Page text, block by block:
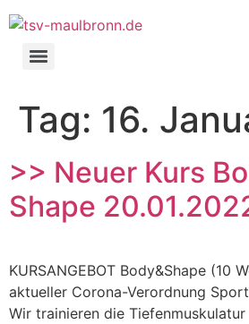
Zum
Inhalt
springen
Tag: 16.
>> Neuer Kurs
Shape
KURSANGEBOT Body&Shape (10
aktueller Corona-Verordnung
Wir trainieren die